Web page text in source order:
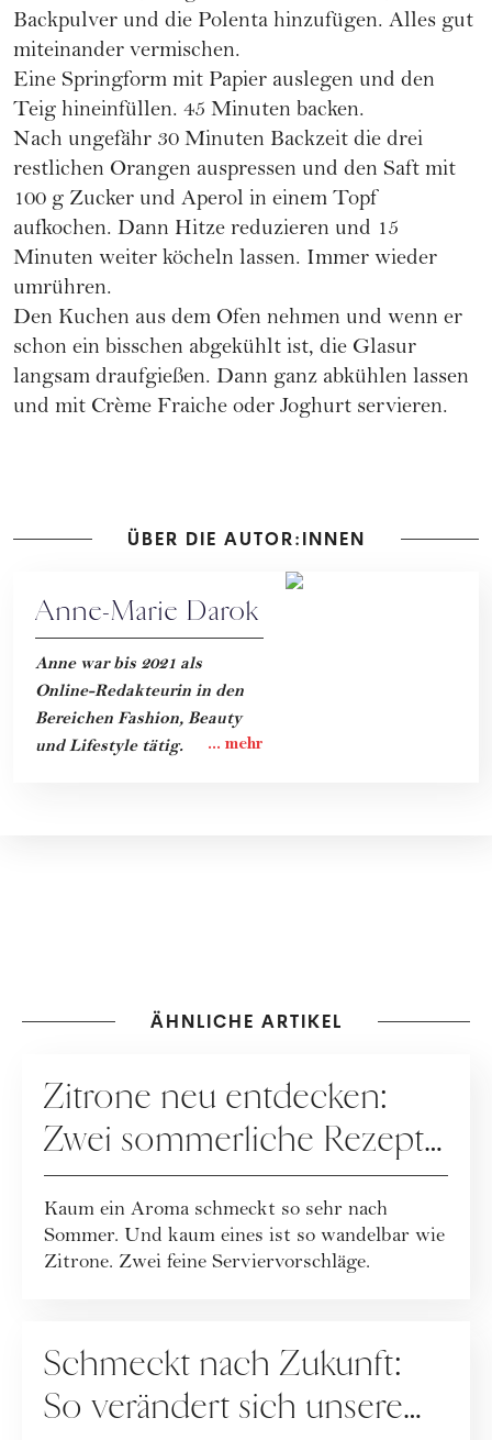
Backpulver und die Polenta hinzufügen. Alles gut
miteinander vermischen.
Eine Springform mit Papier auslegen und den
Teig hineinfüllen. 45 Minuten backen.
Nach ungefähr 30 Minuten Backzeit die drei
restlichen Orangen auspressen und den Saft mit
100 g Zucker und Aperol in einem Topf
aufkochen. Dann Hitze reduzieren und 15
Minuten weiter köcheln lassen. Immer wieder
umrühren.
Den Kuchen aus dem Ofen nehmen und wenn er
schon ein bisschen abgekühlt ist, die Glasur
langsam draufgießen. Dann ganz abkühlen lassen
und mit Crème Fraiche oder Joghurt servieren.
ÜBER DIE AUTOR:INNEN
Anne-Marie Darok
Anne war bis 2021 als
Online-Redakteurin in den
Bereichen Fashion, Beauty
und Lifestyle tätig.
ÄHNLICHE ARTIKEL
Zitrone neu entdecken:
Zwei sommerliche Rezepte
mit Frischekick
Kaum ein Aroma schmeckt so sehr nach
Sommer. Und kaum eines ist so wandelbar wie
Zitrone. Zwei feine Serviervorschläge.
Schmeckt nach Zukunft:
So verändert sich unsere